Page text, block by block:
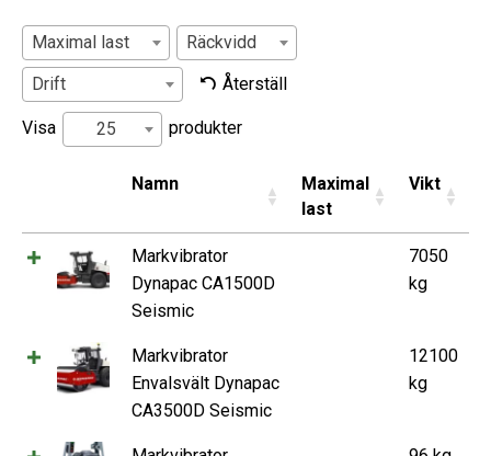
Maximal last
Räckvidd
Drift
Återställ
Visa 25 produkter
Namn
Maximal
last
Vikt
Markvibrator
Dynapac CA1500D
Seismic
7050
kg
Markvibrator
Envalsvält Dynapac
CA3500D Seismic
12100
kg